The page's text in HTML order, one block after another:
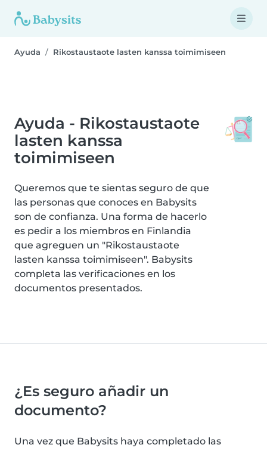
Ayuda Rikostaustaote lasten kanssa toimimiseen
Ayuda - Rikostaustaote
lasten kanssa
toimimiseen
Queremos que te sientas seguro de que
las personas que conoces en Babysits
son de confianza. Una forma de hacerlo
es pedir a los miembros en Finlandia
que agreguen un "Rikostaustaote
lasten kanssa toimimiseen". Babysits
completa las verificaciones en los
documentos presentados.
¿Es seguro añadir un
documento?
Una vez que Babysits haya completado las